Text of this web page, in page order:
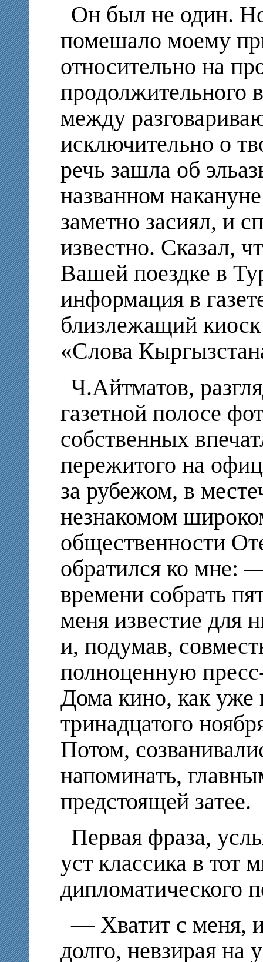
Он был не один. Но
помешало моему
относительно на
продолжительного
между
исключительно о
речь зашла об
названном
заметно засиял, и
известно. Сказал,
Вашей поездке в
информация в
близлежащий
«Слова
Ч.Айтматов,
газетной полосе
собственных
пережитого на
за рубежом, в
незнакомом
общественности
обратился ко мне:
времени собрать
меня известие для
и, подумав,
полноценную
Дома кино, как уже
тринадцатого
Потом,
напоминать,
предстоящей затее.
Первая фраза,
уст классика в тот
дипломатического
— Хватит с меня,
долго, невзирая на